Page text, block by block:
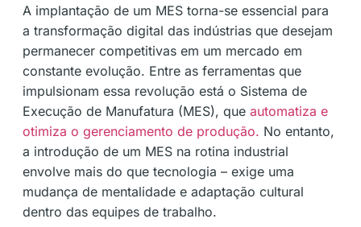
A implantação de um MES torna-se essencial para
a transformação digital das indústrias que desejam
permanecer competitivas em um mercado em
constante evolução. Entre as ferramentas que
impulsionam essa revolução está o Sistema de
Execução de Manufatura (MES), que automatiza e
otimiza o gerenciamento de produção. No entanto,
a introdução de um MES na rotina industrial
envolve mais do que tecnologia – exige uma
mudança de mentalidade e adaptação cultural
dentro das equipes de trabalho.